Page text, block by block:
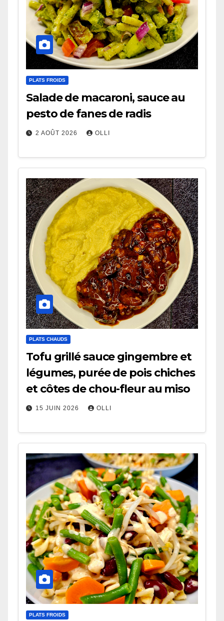
PLATS FROIDS
Salade de macaroni, sauce au
pesto de fanes de radis
2 AOÛT 2026 OLLI
PLATS CHAUDS
Tofu grillé sauce gingembre et
légumes, purée de pois chiches
et côtes de chou-fleur au miso
15 JUIN 2026 OLLI
PLATS FROIDS